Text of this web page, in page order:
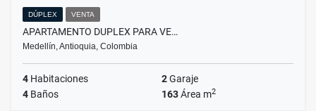
DÚPLEX VENTA
APARTAMENTO DUPLEX PARA VE…
Medellín, Antioquia, Colombia
4 Habitaciones 2Garaje
4 Baños 163Área m2